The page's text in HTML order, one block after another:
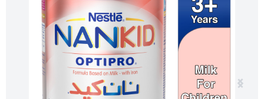
العناية بالجمال
عرض الكل
مزيل طلاء الأظافر
عرض الكل
العناية اليومية